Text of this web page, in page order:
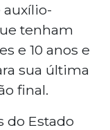
tenham
e 10 anos e
sua última
final.
do Estado